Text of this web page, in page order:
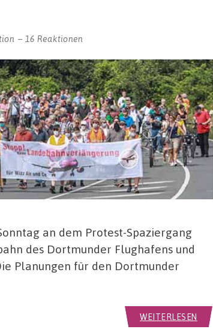
16 Reaktionen
an dem Protest-Spaziergang
des Dortmunder Flughafens und
Planungen für den Dortmunder
WEITERLESEN